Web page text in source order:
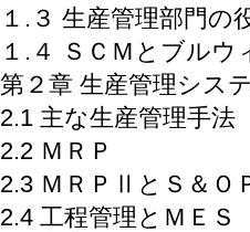
１.３ 生産管理部門の
１.４ ＳＣＭとブルウ
第２章 生産管理シス
2.1 主な生産管理手法
2.2 ＭＲＰ
2.3 ＭＲＰⅡとＳ＆Ｏ
2.4 工程管理とＭＥＳ